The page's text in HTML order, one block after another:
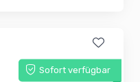
Sofort verfügbar